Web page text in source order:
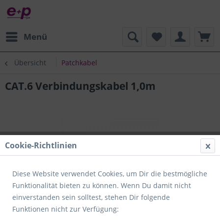
Menü
Übersicht Patchkabel
CAT.6 Verbindungskabel 1,0m
Cookie-Richtlinien
Diese Website verwendet Cookies, um Dir die bestmögliche
Funktionalität bieten zu können. Wenn Du damit nicht
einverstanden sein solltest, stehen Dir folgende
Funktionen nicht zur Verfügung: